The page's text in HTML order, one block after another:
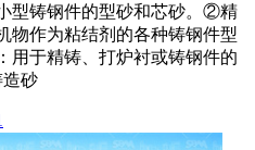
型铸钢件的型砂和芯砂。②精
物作为粘结剂的各种铸钢件型
于精铸、打炉衬或铸钢件的
砂